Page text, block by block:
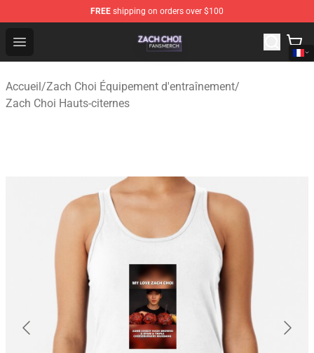
FREE shipping on orders over $100
Open menu
Zach Choi Shop - Official Zach Choi Merchandise Store
Accueil/Zach Choi Équipement d'entraînement/
Zach Choi Hauts-citernes